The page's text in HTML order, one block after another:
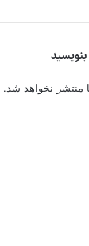
منتشر نخواهد شد.